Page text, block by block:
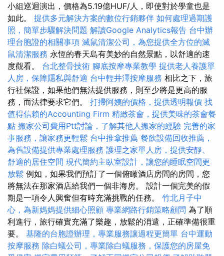
小組巡迴演出，價格為5.19億HUF/人，即使對於學童也是
如此。 提供多元解決方案的數位行銷夥伴 如何處理過期護
照，簡單步驟解決問題 解讀Google Analytics報告 台中辦
理台胞證的相關事項 滅鼠清潔公司，為您提供全方位的滅
鼠清潔服務 永恆的春天島有美妙的自然景點，以​​舒適的速
度觀看。 台北整骨技術 腳底按摩專業教學 提供老人養護單
人房，保障隱私與舒適 台中輕井澤按摩服務 相比之下，旅
行社保證，如果他們無法提供服務，則至少將是更高的服
務，而法律要求它們。 打掃阿姨的價格，提供透明報價 找
值得信賴的Accounting Firm 精緻茶會，提供美味的茶會餐
點 搬家公司費用Ptt討論，了解其他人搬家的經驗 完善的家
事服務，讓家務更輕鬆 台中推拿推薦 餐飲設備回收推薦，
為舊設備提供專業處理服務 護理之家單人房，提供安靜、
舒適的居住空間 現代簡約主臥室設計，讓您的睡眠空間更
放鬆 例如，如果我們預訂了一個俯瞰酒店房間的房間，您
將無法在那家酒店給我們一個非海房。 設計一個完美的假
期是一項令人興奮但有時充滿挑戰的任務。 竹北月子中
心，為新媽媽提供細心照顧 專業網路行銷策略顧問 為了順
利進行，旅行確實充滿了樂趣，放鬆的消遣，正確準備很重
要。 基隆的台胞證辦理，專業服務讓過程更簡單 台中運動
按摩服務 除白蟻公司，專業除白蟻服務，保護您的房屋免